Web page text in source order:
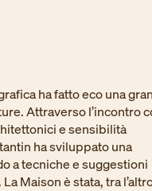
ha fatto eco una
Attraverso l’incontro
e sensibilità
ha sviluppato una
a tecniche e suggestioni
Maison è stata, tra